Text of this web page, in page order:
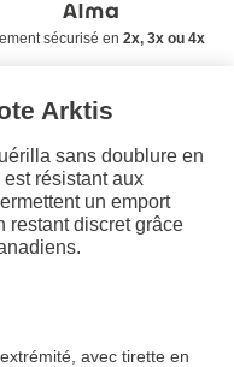
sécurisé en 2x, 3x ou 4x
Arktis
sans doublure en
résistant aux
un emport
restant discret grâce
avec tirette en